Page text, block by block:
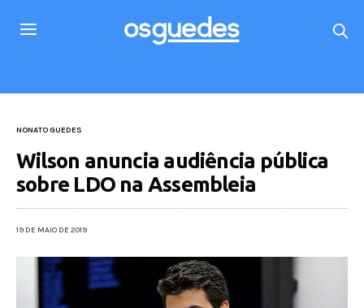
NONATO GUEDES
Wilson anuncia audiência pública
sobre LDO na Assembleia
19 DE MAIO DE 2019